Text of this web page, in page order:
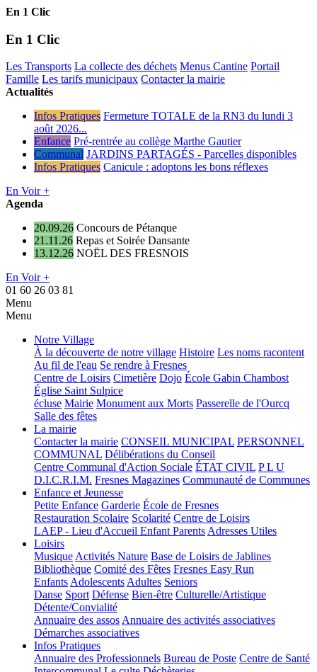
En 1 Clic
En 1 Clic
Les Transports La collecte des déchets Menus Cantine Portail
Famille Les tarifs municipaux Contacter la mairie
Actualités
Infos Pratiques Fermeture TOTALE de la RN3 du lundi 3
août 2026...
Enfance Pré-rentrée au collège Marthe Gautier
Communal JARDINS PARTAGÉS - Parcelles disponibles
Infos Pratiques Canicule : adoptons les bons réflexes
En Voir +
Agenda
20.09.26 Concours de Pétanque
21.11.26 Repas et Soirée Dansante
13.12.26 NOËL DES FRESNOIS
En Voir +
01 60 26 03 81
Menu
Menu
Notre Village
À la découverte de notre village Histoire Les noms racontent
Au fil de l'eau Se rendre à Fresnes
Centre de Loisirs Cimetière Dojo École Gabin Chambost
Église Saint Sulpice
écluse Mairie Monument aux Morts Passerelle de l'Ourcq
Salle des fêtes
La mairie
Contacter la mairie CONSEIL MUNICIPAL PERSONNEL
COMMUNAL Délibérations du Conseil
Centre Communal d'Action Sociale ÉTAT CIVIL P L U
D.I.C.R.I.M. Fresnes Magazines Communauté de Communes
Enfance et Jeunesse
Petite Enfance Garderie École de Fresnes
Restauration Scolaire Scolarité Centre de Loisirs
LAEP - Lieu d'Accueil Enfant ParentsAdresses Utiles
Loisirs
MusiqueActivités Nature Base de Loisirs de Jablines
Bibliothèque Comité des Fêtes Fresnes Easy Run
EnfantsAdolescentsAdultes Seniors
Danse Sport Défense Bien-être Culturelle/Artistique
Détente/Convialité
Annuaire des assosAnnuaire des activités associatives
Démarches associatives
Infos Pratiques
Annuaire des Professionnels Bureau de Poste Centre de Santé